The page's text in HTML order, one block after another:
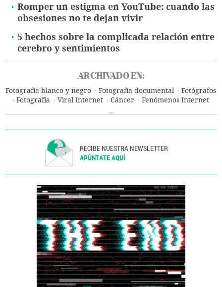
Romper un estigma en YouTube: cuando las
obsesiones no te dejan vivir
5 hechos sobre la complicada relación entre
cerebro y sentimientos
ARCHIVADO EN:
Fotografía blanco y negro Fotografía documental
Fotógrafos
Fotografía
Viral Internet Cáncer
Fenómenos Internet
RECIBE NUESTRA NEWSLETTER
APÚNTATE AQUÍ